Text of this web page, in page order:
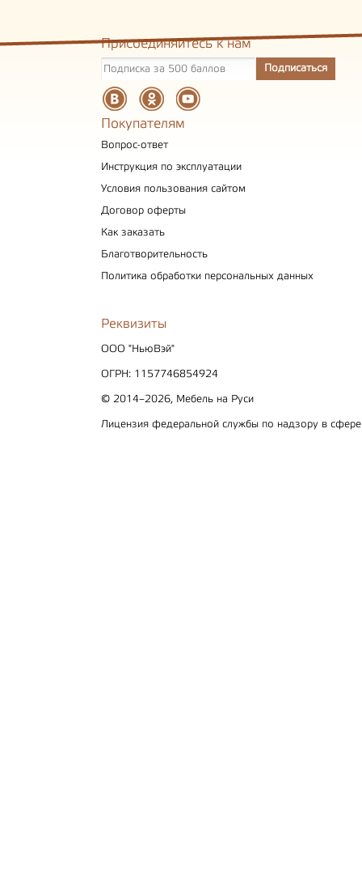
Присоединяйтесь к нам
Покупателям
Вопрос-ответ
Инструкция по эксплуатации
Условия пользования сайтом
Договор оферты
Как заказать
Благотворительность
Политика обработки персональных данных
Реквизиты
ООО "НьюВэй"
ОГРН: 1157746854924
© 2014–2026, Мебель на Руси
Лицензия федеральной службы по надзору в